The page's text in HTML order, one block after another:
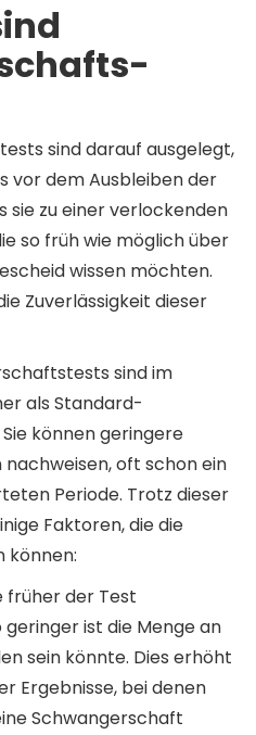
sind darauf ausgelegt,
vor dem Ausbleiben der
sie zu einer verlockenden
so früh wie möglich über
wissen möchten.
Zuverlässigkeit dieser
sind im
als Standard-
können geringere
nachweisen, oft schon ein
Periode. Trotz dieser
Faktoren, die die
können:
früher der Test
ist die Menge an
sein könnte. Dies erhöht
Ergebnisse, bei denen
Schwangerschaft